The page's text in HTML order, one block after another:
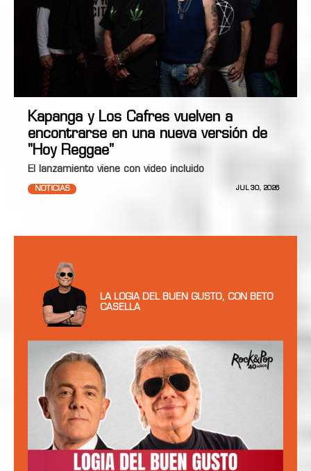
Kapanga y Los Cafres vuelven a
encontrarse en una nueva versión de
"Hoy Reggae"
El lanzamiento viene con video incluido
NOTICIAS JUL 30, 2026
LA LOGIA DEL BUEN GUSTO, CON BETO
CASELLA